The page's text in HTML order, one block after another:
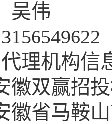
吴伟
理机构信
徽双赢招
徽省马鞍